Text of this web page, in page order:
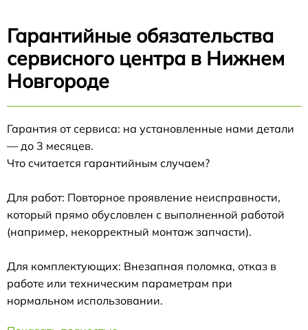
Гарантийные обязательства
сервисного центра в Нижнем
Новгороде
Гарантия от сервиса: на установленные нами детали
— до 3 месяцев.
Что считается гарантийным случаем?
Для работ: Повторное проявление неисправности,
который прямо обусловлен с выполненной работой
(например, некорректный монтаж запчасти).
Для комплектующих: Внезапная поломка, отказ в
работе или техническим параметрам при
нормальном использовании.